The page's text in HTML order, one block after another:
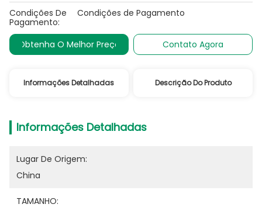
Condições De
Pagamento:
Condições de Pagamento
Obtenha O Melhor Preço Contato Agora
Informações Detalhadas Descrição Do Produto
Informações Detalhadas
Lugar De Origem:
China
TAMANHO: